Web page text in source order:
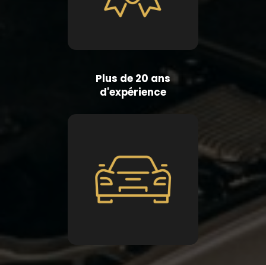
Plus de 20 ans
d'expérience